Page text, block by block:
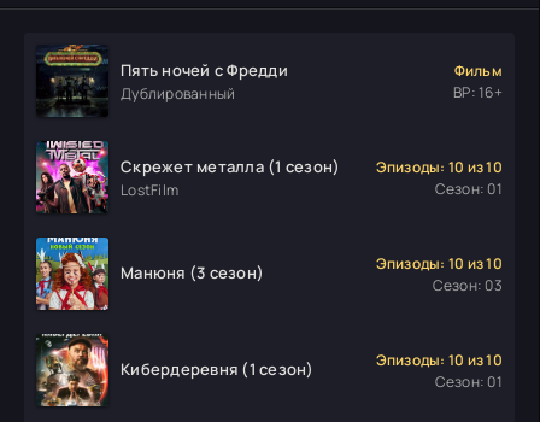
Пять ночей с Фредди
Дублированный
Фильм
ВР: 16+
Скрежет металла (1 сезон)
LostFilm
Эпизоды: 10 из 10
Сезон: 01
Манюня (3 сезон)
Эпизоды: 10 из 10
Сезон: 03
Кибердеревня (1 сезон)
Эпизоды: 10 из 10
Сезон: 01